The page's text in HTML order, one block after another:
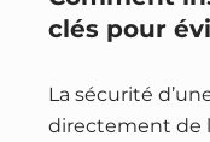
clés pour
La sécurité
directement de